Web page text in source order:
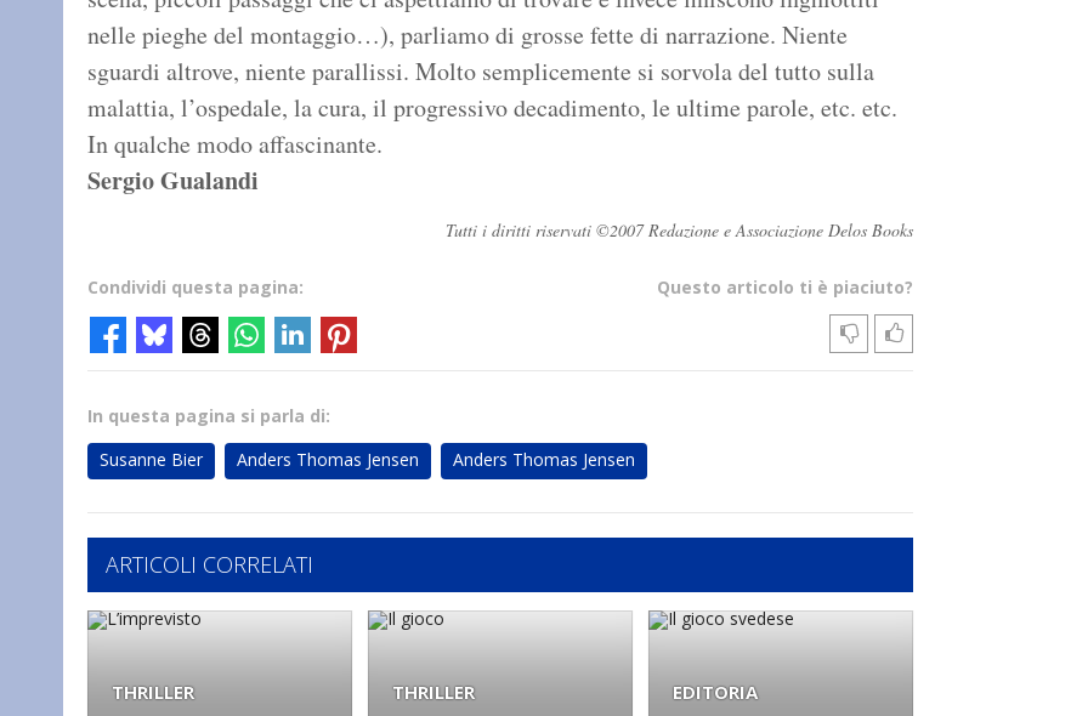
nelle pieghe del montaggio…), parliamo di grosse fette di narrazione. Niente
sguardi altrove, niente parallissi. Molto semplicemente si sorvola del tutto sulla
malattia, l’ospedale, la cura, il progressivo decadimento, le ultime parole, etc. etc.
In qualche modo affascinante.
Sergio Gualandi
Tutti i diritti riservati ©2007 Redazione e Associazione Delos Books
Questo articolo ti è piaciuto?
Condividi questa pagina:
In questa pagina si parla di:
Susanne Bier
Anders Thomas Jensen Anders Thomas Jensen
ARTICOLI CORRELATI
THRILLER THRILLER EDITORIA